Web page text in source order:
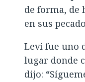
de forma, de
en sus
Leví fue uno
lugar donde
dijo: